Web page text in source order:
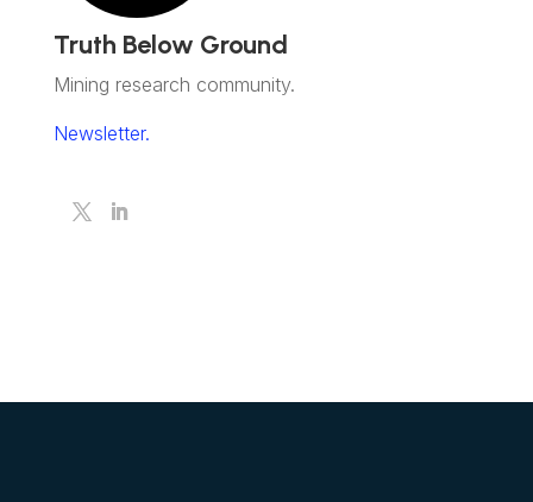
Truth Below Ground
Mining research community.
Newsletter.